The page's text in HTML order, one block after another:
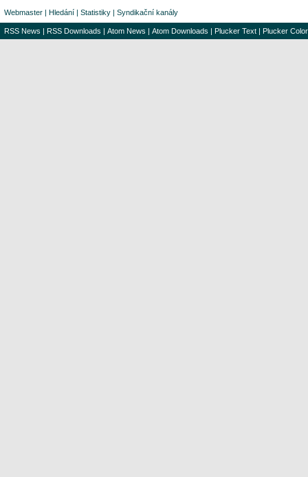
Webmaster | Hledání | Statistiky | Syndikační kanály
RSS News | RSS Downloads | Atom News | Atom Downloads | Plucker Text | Plucker Color